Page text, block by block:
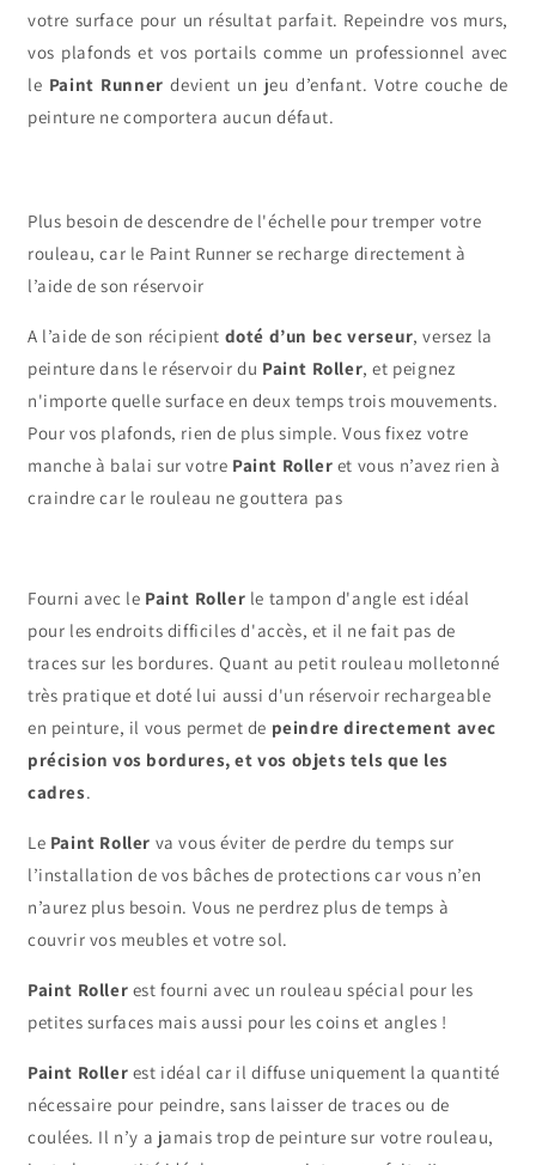
votre surface pour un résultat parfait. Repeindre vos murs,
vos plafonds et vos portails comme un professionnel avec
le Paint Runner devient un jeu d’enfant. Votre couche de
peinture ne comportera aucun défaut.
Plus besoin de descendre de l'échelle pour tremper votre
rouleau, car le Paint Runner se recharge directement à
l’aide de son réservoir
A l’aide de son récipient doté d’un bec verseur, versez la
peinture dans le réservoir du Paint Roller, et peignez
n'importe quelle surface en deux temps trois mouvements.
Pour vos plafonds, rien de plus simple. Vous fixez votre
manche à balai sur votre Paint Roller et vous n’avez rien à
craindre car le rouleau ne gouttera pas
Fourni avec le Paint Roller le tampon d'angle est idéal
pour les endroits difficiles d'accès, et il ne fait pas de
traces sur les bordures. Quant au petit rouleau molletonné
très pratique et doté lui aussi d'un réservoir rechargeable
en peinture, il vous permet de peindre directement avec
précision vos bordures, et vos objets tels que les
cadres.
Le Paint Roller va vous éviter de perdre du temps sur
l’installation de vos bâches de protections car vous n’en
n’aurez plus besoin. Vous ne perdrez plus de temps à
couvrir vos meubles et votre sol.
Paint Roller est fourni avec un rouleau spécial pour les
petites surfaces mais aussi pour les coins et angles !
Paint Roller est idéal car il diffuse uniquement la quantité
nécessaire pour peindre, sans laisser de traces ou de
coulées. Il n’y a jamais trop de peinture sur votre rouleau,